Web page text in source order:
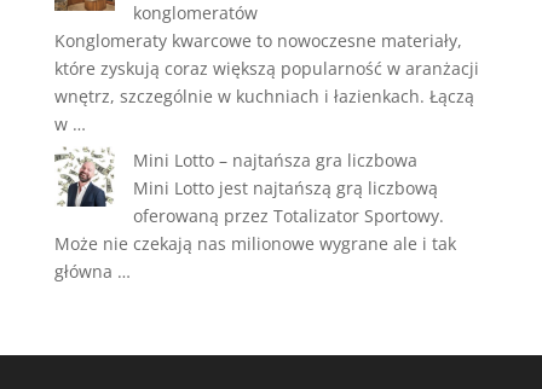
konglomeratów
Konglomeraty kwarcowe to nowoczesne materiały,
które zyskują coraz większą popularność w aranżacji
wnętrz, szczególnie w kuchniach i łazienkach. Łączą
w …
Mini Lotto – najtańsza gra liczbowa
Mini Lotto jest najtańszą grą liczbową
oferowaną przez Totalizator Sportowy.
Może nie czekają nas milionowe wygrane ale i tak
główna …